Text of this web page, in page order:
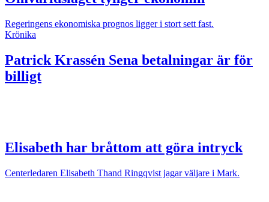
Regeringens ekonomiska prognos ligger i stort sett fast.
Krönika
Patrick Krassén Sena betalningar är för
billigt
Elisabeth har bråttom att göra intryck
Centerledaren Elisabeth Thand Ringqvist jagar väljare i Mark.